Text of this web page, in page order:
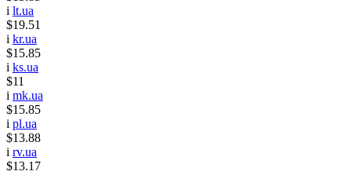
i lt.ua
$19.51
i kr.ua
$15.85
i ks.ua
$11
i mk.ua
$15.85
i pl.ua
$13.88
i rv.ua
$13.17